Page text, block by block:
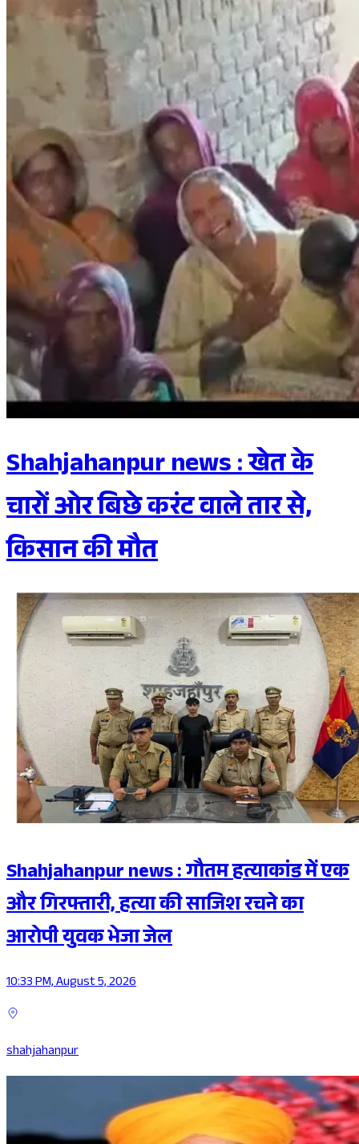
Shahjahanpur news : खेत के
चारों ओर बिछे करंट वाले तार से,
किसान की मौत
Shahjahanpur news : गौतम हत्याकांड में एक
और गिरफ्तारी, हत्या की साजिश रचने का
आरोपी युवक भेजा जेल
10:33 PM, August 5, 2026
shahjahanpur